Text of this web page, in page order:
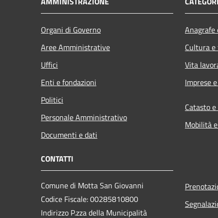
Organi di Governo
Aree Amministrative
Uffici
Enti e fondazioni
Politici
Personale Amministrativo
Documenti e dati
Cultura
Vita
Imprese
Catasto
Mobilità
CONTATTI
Comune di Motta San Giovanni
Codice Fiscale: 00285810800
Indirizzo P.zza della Municipalità